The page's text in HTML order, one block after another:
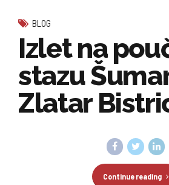
BLOG
Izlet na
stazu
Zlatar
Continue reading